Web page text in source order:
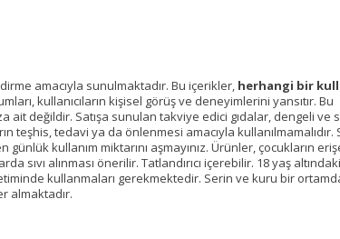
amacıyla sunulmaktadır. Bu içerikler, herhangi bir
kullanıcıların kişisel görüş ve deneyimlerini yansıtır. Bu
değildir. Satışa sunulan takviye edici gıdalar, dengeli ve
tedavi ya da önlenmesi amacıyla kullanılmamalıdır.
kullanım miktarını aşmayınız. Ürünler, çocukların
sıvı alınması önerilir. Tatlandırıcı içerebilir. 18 yaş
kullanmaları gerekmektedir. Serin ve kuru bir
almaktadır.